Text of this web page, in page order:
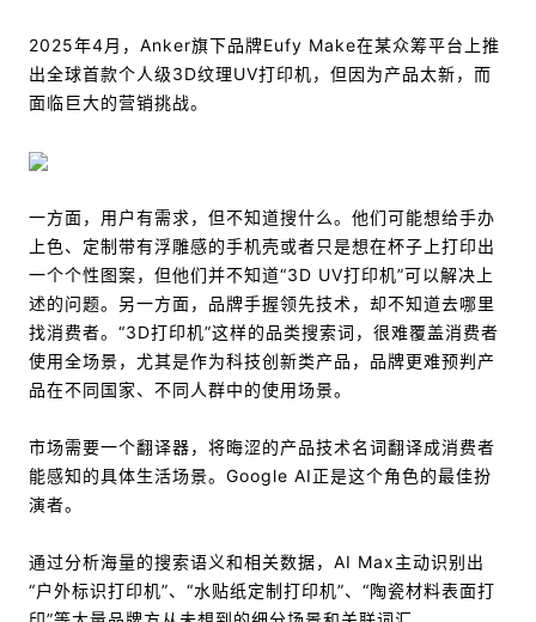
2025年4月，Anker旗下品牌Eufy Make在某众筹平台上推
出全球首款个人级3D纹理UV打印机，但因为产品太新，而
面临巨大的营销挑战。
一方面，用户有需求，但不知道搜什么。他们可能想给手办
上色、定制带有浮雕感的手机壳或者只是想在杯子上打印出
一个个性图案，但他们并不知道“3D UV打印机”可以解决上
述的问题。另一方面，品牌手握领先技术，却不知道去哪里
找消费者。“3D打印机”这样的品类搜索词，很难覆盖消费者
使用全场景，尤其是作为科技创新类产品，品牌更难预判产
品在不同国家、不同人群中的使用场景。
市场需要一个翻译器，将晦涩的产品技术名词翻译成消费者
能感知的具体生活场景。Google AI正是这个角色的最佳扮
演者。
通过分析海量的搜索语义和相关数据，AI Max主动识别出
“户外标识打印机”、“水贴纸定制打印机”、“陶瓷材料表面打